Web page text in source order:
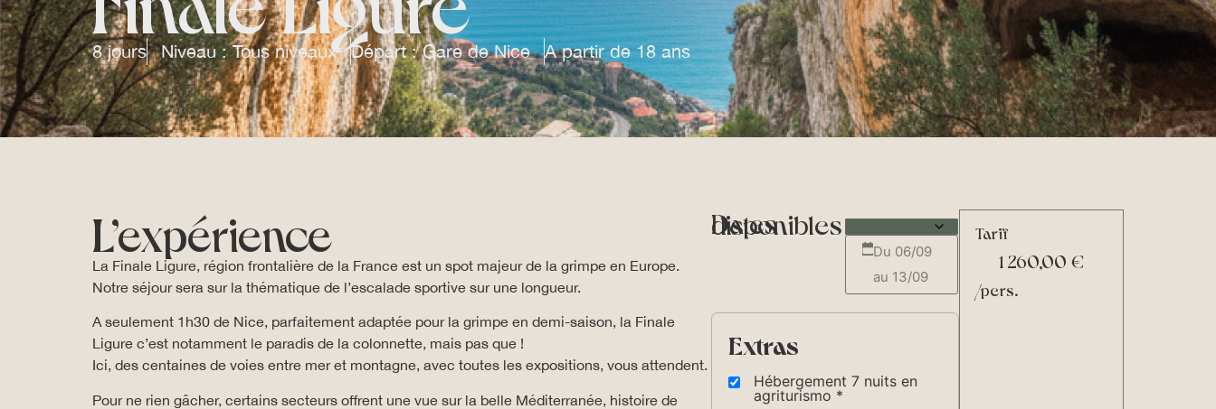
8 jours Niveau : Tous niveaux Départ : Gare de Nice A partir de 18 ans
Dates disponibles
Du 06/09
au 13/09
Extras
Hébergement 7 nuits en
agriturismo *
Tarif
1 260,00 €
/pers.
L’expérience
La Finale Ligure, région frontalière de la France est un spot majeur de la grimpe en Europe.
Notre séjour sera sur la thématique de l’escalade sportive sur une longueur.
A seulement 1h30 de Nice, parfaitement adaptée pour la grimpe en demi-saison, la Finale
Ligure c’est notamment le paradis de la colonnette, mais pas que !
Ici, des centaines de voies entre mer et montagne, avec toutes les expositions, vous attendent.
Pour ne rien gâcher, certains secteurs offrent une vue sur la belle Méditerranée, histoire de